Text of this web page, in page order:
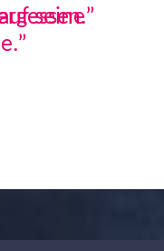
seine